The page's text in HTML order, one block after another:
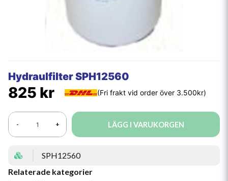
Hydraulfilter SPH12560
825 kr
- + LÄGG I VARUKORGEN
SPH12560
Relaterade kategorier